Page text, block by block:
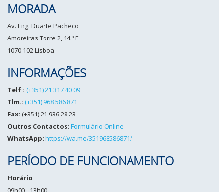
MORADA
Av. Eng. Duarte Pacheco
Amoreiras Torre 2, 14.º E
1070-102 Lisboa
INFORMAÇÕES
Telf.: (+351) 21 317 40 09
Tlm.: (+351) 968 586 871
Fax: (+351) 21 936 28 23
Outros Contactos: Formulário Online
WhatsApp: https://wa.me/351968586871/
PERÍODO DE FUNCIONAMENTO
Horário
09h00 - 13h00